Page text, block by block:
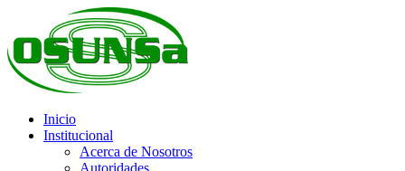
Inicio
Institucional
Acerca de Nosotros
Autoridades